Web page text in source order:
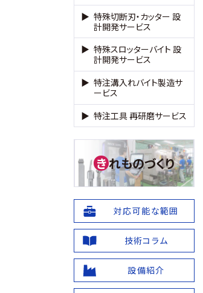
特殊切断刃・カッター 設
計開発サービス
特殊スロッターバイト 設
計開発サービス
特注溝入れバイト製造サ
ービス
特注工具 再研磨サービス
きれものづくり
対応可能な範囲
技術コラム
設備紹介